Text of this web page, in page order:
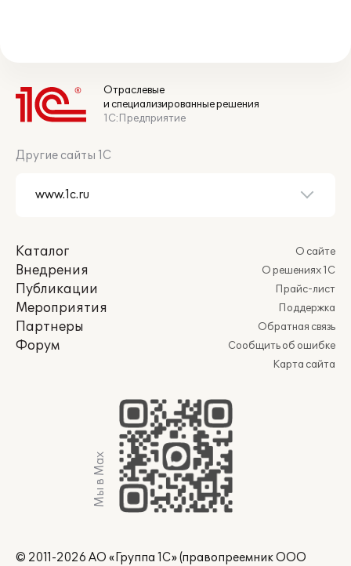
Отраслевые
и специализированные решения
1С:Предприятие
Другие сайты 1С
Каталог
Внедрения
Публикации
Мероприятия
Партнеры
Форум
О сайте
О решениях 1С
Прайс-лист
Поддержка
Обратная связь
Сообщить об ошибке
Карта сайта
Мы в Max
© 2011-2026 АО «Группа 1С» (правопреемник ООО